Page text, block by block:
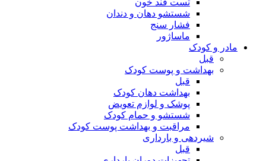
شستشو دهان و دندان
فشار سنج
ماساژور
مادر و کودک
قبل
بهداشت و پوست کودک
قبل
بهداشت دهان کودک
پوشک و لوازم تعویض
شستشو و حمام کودک
مراقبت و بهداشت پوست کودک
شیردهی و بارداری
قبل